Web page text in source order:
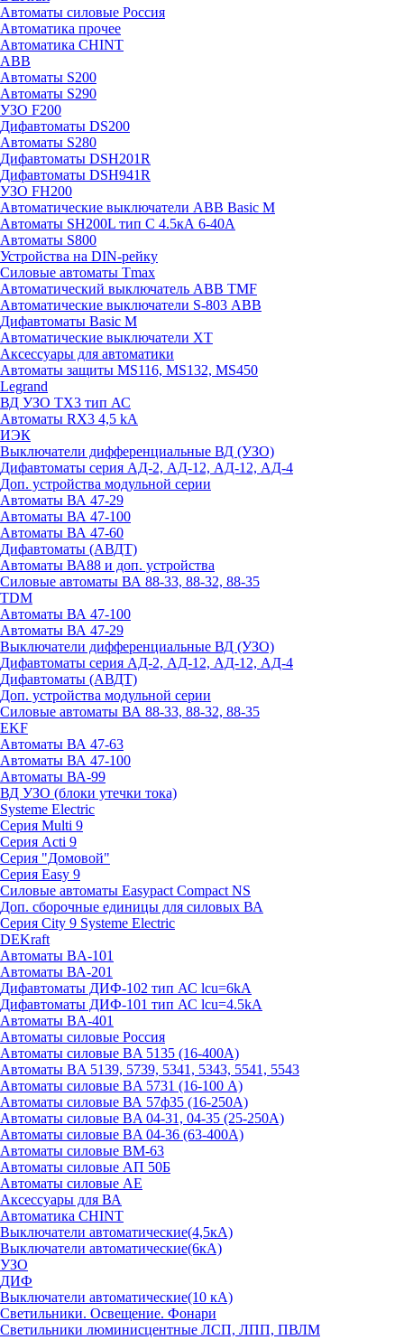
Автоматы силовые Россия
Автоматика прочее
Автоматика CHINT
ABB
Автоматы S200
Автоматы S290
УЗО F200
Дифавтоматы DS200
Автоматы S280
Дифавтоматы DSH201R
Дифавтоматы DSH941R
УЗО FH200
Автоматические выключатели ABB Basic M
Автоматы SH200L тип С 4.5кА 6-40А
Автоматы S800
Устройства на DIN-рейку
Силовые автоматы Tmax
Автоматический выключатель ABB TMF
Автоматические выключатели S-803 АВВ
Дифавтоматы Basic M
Автоматические выключатели XT
Аксессуары для автоматики
Автоматы защиты MS116, MS132, MS450
Legrand
ВД УЗО TX3 тип АС
Автоматы RX3 4,5 kA
ИЭК
Выключатели дифференциальные ВД (УЗО)
Дифавтоматы серия АД-2, АД-12, АД-12, АД-4
Доп. устройства модульной серии
Автоматы ВА 47-29
Автоматы ВА 47-100
Автоматы ВА 47-60
Дифавтоматы (АВДТ)
Автоматы ВА88 и доп. устройства
Силовые автоматы ВА 88-33, 88-32, 88-35
TDM
Автоматы ВА 47-100
Автоматы ВА 47-29
Выключатели дифференциальные ВД (УЗО)
Дифавтоматы серия АД-2, АД-12, АД-12, АД-4
Дифавтоматы (АВДТ)
Доп. устройства модульной серии
Силовые автоматы ВА 88-33, 88-32, 88-35
EKF
Автоматы ВА 47-63
Автоматы ВА 47-100
Автоматы ВА-99
ВД УЗО (блоки утечки тока)
Systeme Electric
Серия Multi 9
Серия Acti 9
Серия "Домовой"
Серия Easy 9
Силовые автоматы Easypact Compact NS
Доп. сборочные единицы для силовых ВА
Серия City 9 Systeme Electric
DEKraft
Автоматы BA-101
Автоматы ВА-201
Дифавтоматы ДИФ-102 тип АС lcu=6kA
Дифавтоматы ДИФ-101 тип АС lcu=4.5kA
Автоматы BA-401
Автоматы силовые Россия
Автоматы силовые BA 5135 (16-400А)
Автоматы BA 5139, 5739, 5341, 5343, 5541, 5543
Автоматы силовые BA 5731 (16-100 А)
Автоматы силовые ВА 57ф35 (16-250А)
Автоматы силовые BA 04-31, 04-35 (25-250А)
Автоматы силовые BA 04-36 (63-400А)
Автоматы силовые ВМ-63
Автоматы силовые АП 50Б
Автоматы силовые АЕ
Аксессуары для ВА
Автоматика CHINT
Выключатели автоматические(4,5кА)
Выключатели автоматические(6кА)
УЗО
ДИФ
Выключатели автоматические(10 кА)
Светильники. Освещение. Фонари
Светильники люминисцентные ЛСП, ЛПП, ПВЛМ